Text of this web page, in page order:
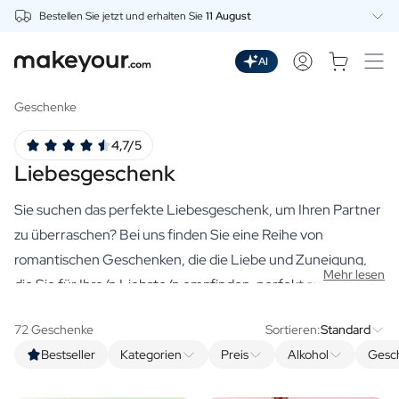
Bestellen Sie jetzt und erhalten Sie11 August
Getränke
Personalisierter Gin
Personalisierter Wodka
Personalisierter Rum
Personalisiertes Limoncello
Personalisierter Wermut
Personalisierter Spritz
Personalisierter Tequila
Biere
Personalisierter Rotwein
AI
Geschenke
Liebesgeschenk
4,7/5
Sie suchen das perfekte Liebesgeschenk, um Ihren Partner
zu überraschen? Bei uns finden Sie eine Reihe von
romantischen Geschenken, die die Liebe und Zuneigung,
die Sie für Ihre/n Liebste/n empfinden, perfekt ausdrücken
liebe dich", das Sie in Ehren halten können. Eine Flasche, die
so köstlich ist wie Ihr Partner, oder eine gemütliche Kerze
Mehr lesen
Bestseller Kategorien Preis Alkohol
72 Geschenke Sortieren:Standard